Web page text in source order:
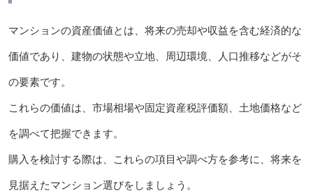
マンションの資産価値とは、将来の売却や収益を含む経済的な
価値であり、建物の状態や立地、周辺環境、人口推移などがそ
の要素です。
これらの価値は、市場相場や固定資産税評価額、土地価格など
を調べて把握できます。
購入を検討する際は、これらの項目や調べ方を参考に、将来を
見据えたマンション選びをしましょう。